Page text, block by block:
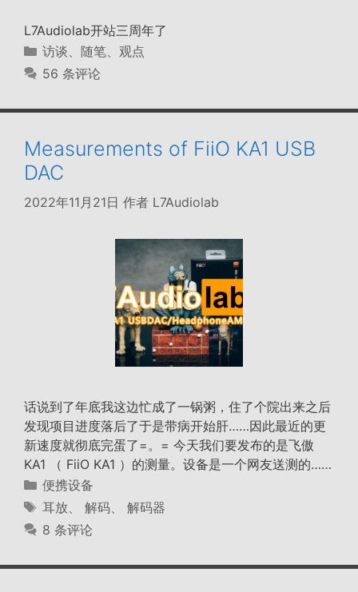
L7Audiolab开站三周年了
分
类
访谈、随笔、观点
56 条评论
Measurements of FiiO KA1 USB
DAC
2022年11月21日 作者 L7Audiolab
话说到了年底我这边忙成了一锅粥，住了个院出来之后
发现项目进度落后了于是带病开始肝……因此最近的更
新速度就彻底完蛋了=。= 今天我们要发布的是飞傲
KA1 （ FiiO KA1 ）的测量。设备是一个网友送测的……
分
类
便携设备
标
签
耳放、 解码、 解码器
8 条评论